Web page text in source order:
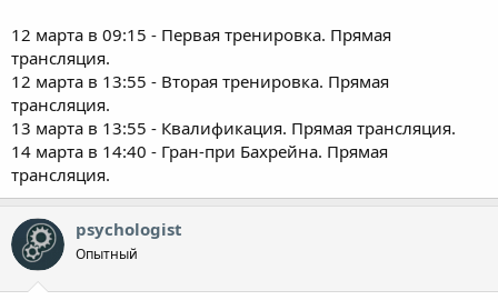
12 марта в 09:15 - Первая тренировка. Прямая
трансляция.
12 марта в 13:55 - Вторая тренировка. Прямая
трансляция.
13 марта в 13:55 - Квалификация. Прямая трансляция.
14 марта в 14:40 - Гран-при Бахрейна. Прямая
трансляция.
psychologist
Опытный